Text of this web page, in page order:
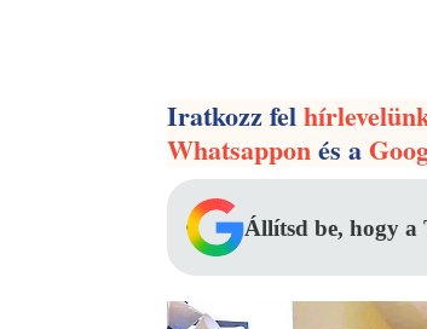
Iratkozz fel
Whatsapponés a
Állítsd be, hogy a